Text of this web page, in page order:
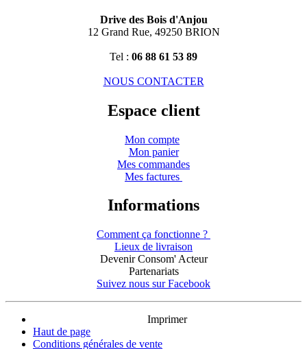
Drive des Bois d'Anjou
12 Grand Rue, 49250 BRION
Tel : 06 88 61 53 89
NOUS CONTACTER
Espace client
Mon compte
Mon panier
Mes commandes
Mes factures
Informations
Comment ça fonctionne ?
Lieux de livraison
Devenir Consom' Acteur
Partenariats
Suivez nous sur Facebook
Imprimer
Haut de page
Conditions générales de vente